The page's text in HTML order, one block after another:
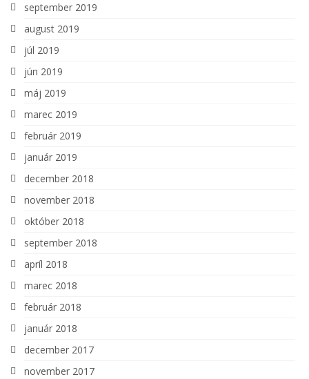
september 2019
august 2019
júl 2019
jún 2019
máj 2019
marec 2019
február 2019
január 2019
december 2018
november 2018
október 2018
september 2018
apríl 2018
marec 2018
február 2018
január 2018
december 2017
november 2017